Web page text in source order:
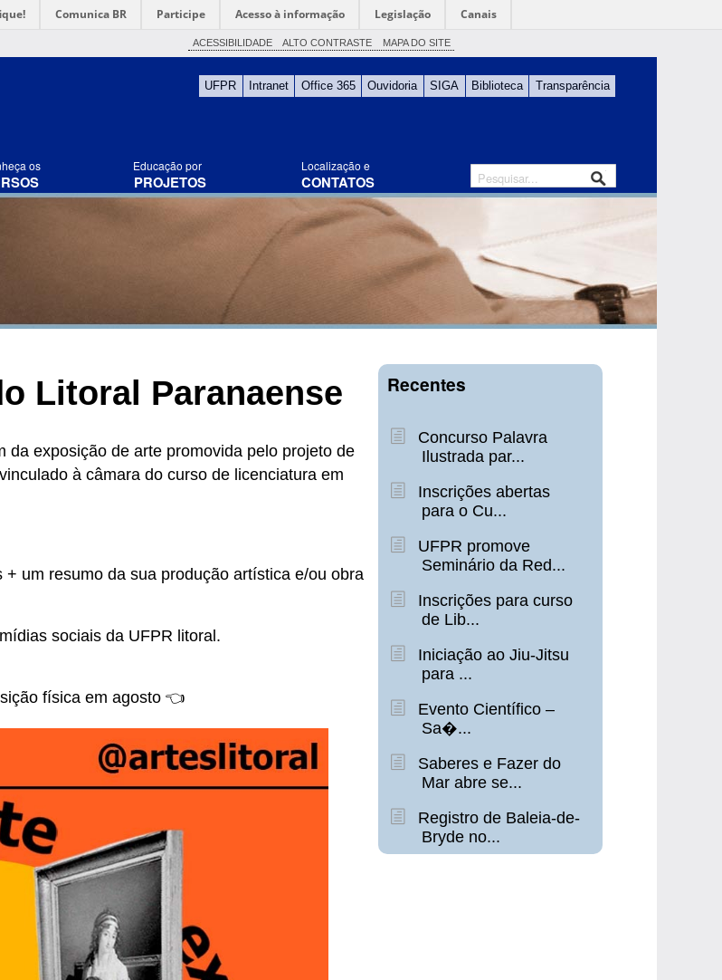
Comunica BR Participe Acesso à informação Legislação Canais
ACESSIBILIDADE ALTO CONTRASTE MAPA DO SITE
UFPR Intranet Office 365 Ouvidoria SIGA Biblioteca Transparência
os Educação por
PROJETOS
Localização e
CONTATOS
Litoral Paranaense
exposição de arte promovida pelo projeto de
à câmara do curso de licenciatura em
um resumo da sua produção artística e/ou obra
sociais da UFPR litoral.
física em agosto 👈
Recentes
Concurso Palavra
Ilustrada par...
Inscrições abertas
para o Cu...
UFPR promove
Seminário da Red...
Inscrições para curso
de Lib...
Iniciação ao Jiu-Jitsu
para ...
Evento Científico –
Sa�...
Saberes e Fazer do
Mar abre se...
Registro de Baleia-de-
Bryde no...